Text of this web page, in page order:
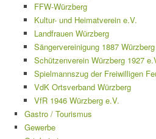
FFW-Würzberg
Kultur- und Heimatverein e.V.
Landfrauen Würzberg
Sängervereinigung 1887
Schützenverein Würzberg 1927
Spielmannszug der Freiwilligen
VdK Ortsverband Würzberg
VfR 1946 Würzberg e.V.
Gastro / Tourismus
Gewerbe